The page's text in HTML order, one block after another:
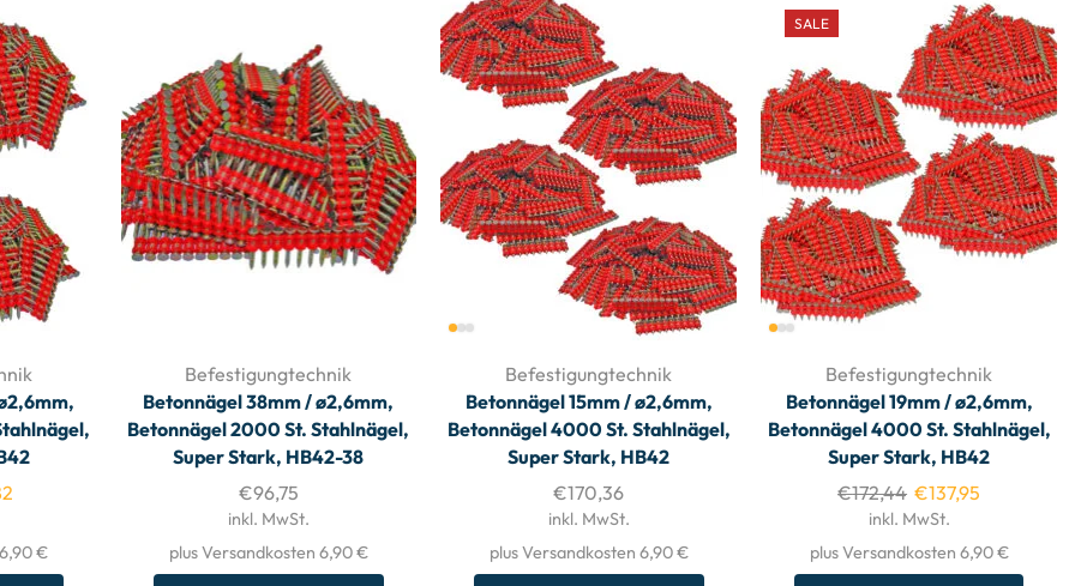
€
Befestigungtechnik
Betonnägel 38mm / ø2,6mm,
Betonnägel 2000 St. Stahlnägel,
Super Stark, HB42-38
€96,75
inkl. MwSt.
plus Versandkosten 6,90 €
Befestigungtechnik
Betonnägel 15mm / ø2,6mm,
Betonnägel 4000 St. Stahlnägel,
Super Stark, HB42
€170,36
inkl. MwSt.
plus Versandkosten 6,90 €
SALE
Befestigungtechnik
Betonnägel 19mm / ø2,6mm,
Betonnägel 4000 St. Stahlnägel,
Super Stark, HB42
€172,44 €137,95
inkl. MwSt.
plus Versandkosten 6,90 €